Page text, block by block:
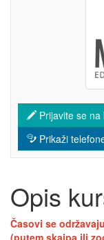
Prijavite se na
Prikaži
Opis
Časovi se
(putem skajpa ili